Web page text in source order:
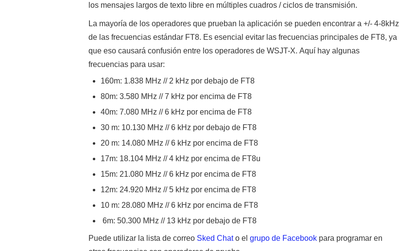
los mensajes largos de texto libre en múltiples cuadros / ciclos de transmisión.
La mayoría de los operadores que prueban la aplicación se pueden encontrar a +/- 4-8kHz
de las frecuencias estándar FT8. Es esencial evitar las frecuencias principales de FT8, ya
que eso causará confusión entre los operadores de WSJT-X. Aquí hay algunas
frecuencias para usar:
160m: 1.838 MHz // 2 kHz por debajo de FT8
80m: 3.580 MHz // 7 kHz por encima de FT8
40m: 7.080 MHz // 6 kHz por encima de FT8
30 m: 10.130 MHz // 6 kHz por debajo de FT8
20 m: 14.080 MHz // 6 kHz por encima de FT8
17m: 18.104 MHz // 4 kHz por encima de FT8u
15m: 21.080 MHz // 6 kHz por encima de FT8
12m: 24.920 MHz // 5 kHz por encima de FT8
10 m: 28.080 MHz // 6 kHz por encima de FT8
6m: 50.300 MHz // 13 kHz por debajo de FT8
Puede utilizar la lista de correo Sked Chato el grupo de Facebook para programar en